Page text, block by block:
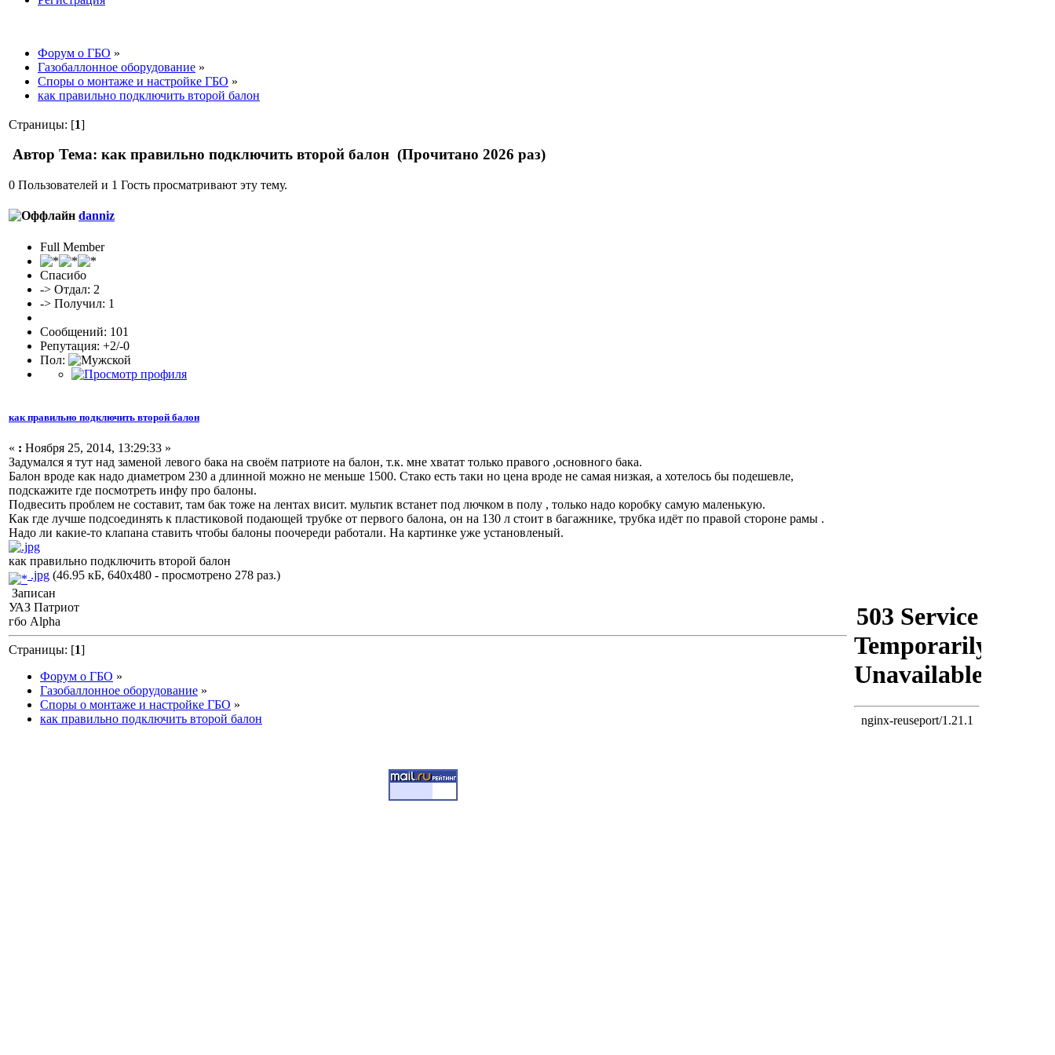
Форум о ГБО »
Газобаллонное оборудование »
Споры о монтаже и настройке ГБО »
как правильно подключить второй балон
Страницы: [1]
Автор Тема: как правильно подключить второй балон (Прочитано 2026 раз)
0 Пользователей и 1 Гость просматривают эту тему.
danniz
Full Member
Спасибо
-> Отдал: 2
-> Получил: 1
Сообщений: 101
Репутация: +2/-0
Пол:
как правильно подключить второй балон
« : Ноября 25, 2014, 13:29:33 »
Задумался я тут над заменой левого бака на своём патриоте на балон, т.к. мне хватат только правого ,основного бака.
Балон вроде как надо диаметром 230 а длинной можно не меньше 1500. Стако есть таки но цена вроде не самая низкая, а хотелось бы подешевле,
подскажите где посмотреть инфу про балоны.
Подвесить проблем не составит, там бак тоже на лентах висит. мультик встанет под лючком в полу , только надо коробку самую маленькую.
Как где лучше подсоединять к пластиковой подающей трубке от первого балона, он на 130 л стоит в багажнике, трубка идёт по правой стороне рамы .
Надо ли какие-то клапана ставить чтобы балоны поочереди работали. На картинке уже установленый.
как правильно подключить второй балон
.jpg (46.95 кБ, 640x480 - просмотрено 278 раз.)
Записан
УАЗ Патриот
гбо Alpha
Страницы: [1]
Форум о ГБО »
Газобаллонное оборудование »
Споры о монтаже и настройке ГБО »
как правильно подключить второй балон